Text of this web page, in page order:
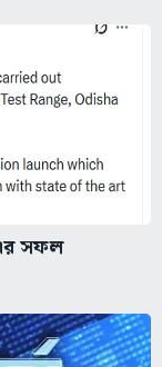
এর সফল